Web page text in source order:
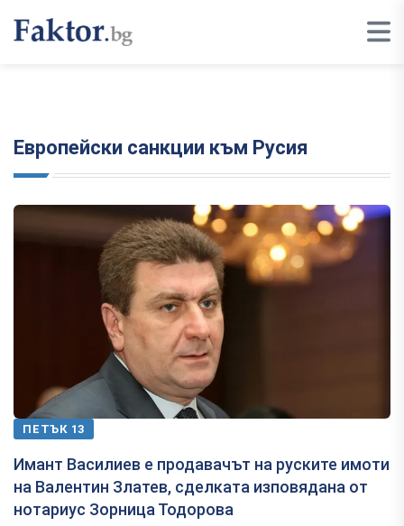
Европейски санкции към Русия
ПЕТЪК 13
Имант Василиев е продавачът на руските имоти
на Валентин Златев, сделката изповядана от
нотариус Зорница Тодорова